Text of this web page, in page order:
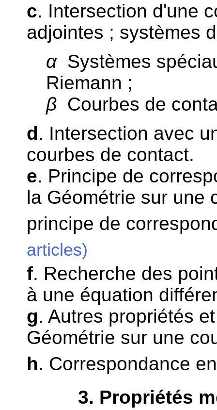
c. Intersection d'une
adjointes ; systèmes
αSystèmes
Riemann ;
β Courbes de
d. Intersection avec
courbes de contact.
e. Principe de
la Géométrie sur une
principe de
articles)
f. Recherche des
à une équation
g. Autres propriétés
Géométrie sur une
h. Correspondance
3. Propriétés